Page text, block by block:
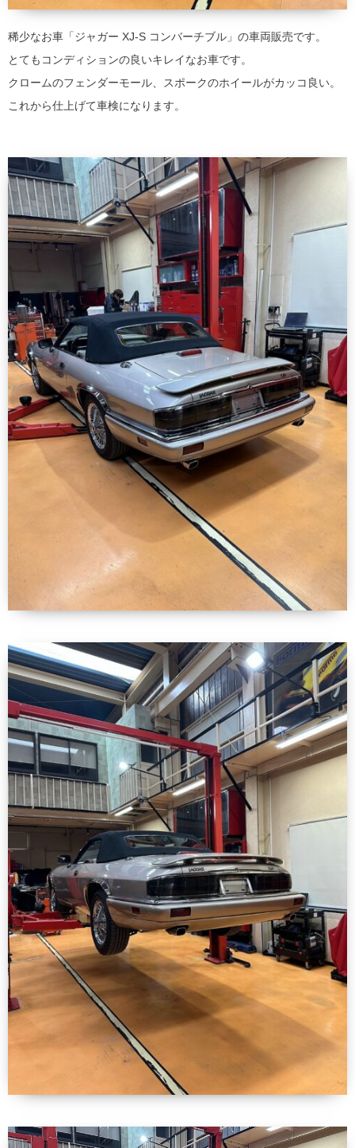
稀少なお車「ジャガー XJ-S コンバーチブル」の車両販売です。
とてもコンディションの良いキレイなお車です。
クロームのフェンダーモール、スポークのホイールがカッコ良い。
これから仕上げて車検になります。